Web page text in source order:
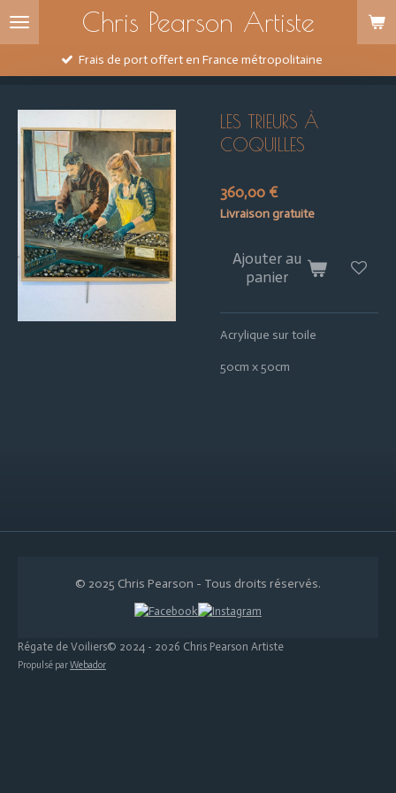
Passer
principal
Chris Pearson Artiste
de port offert en France métropolitaine
LES TRIEURS À
COQUILLES
360,00 €
Livraison gratuite
Ajouter au
panier
Acrylique sur toile
50cm x 50cm
© 2025 Chris Pearson - Tous droits réservés.
Régate de Voiliers© 2024 - 2026 Chris Pearson Artiste
Propulsé parWebador